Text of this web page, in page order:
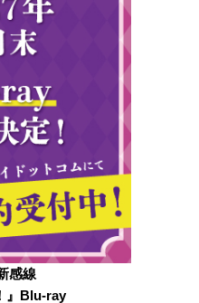
感線
』Blu-ray